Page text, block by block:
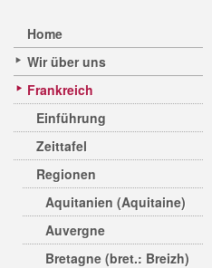
Home
Wir über uns
Frankreich
Einführung
Zeittafel
Regionen
Aquitanien (Aquitaine)
Auvergne
Bretagne (bret.: Breizh)